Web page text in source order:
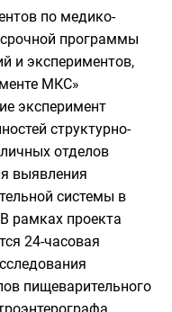
по медико-
программы
и экспериментов,
МКС»
эксперимент
структурно-
отделов
выявления
системы в
рамках проекта
24-часовая
пищеварительного